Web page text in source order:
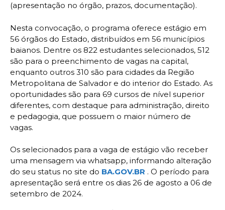
(apresentação no órgão, prazos, documentação).
Nesta convocação, o programa oferece estágio em
56 órgãos do Estado, distribuídos em 56 municípios
baianos. Dentre os 822 estudantes selecionados, 512
são para o preenchimento de vagas na capital,
enquanto outros 310 são para cidades da Região
Metropolitana de Salvador e do interior do Estado. As
oportunidades são para 69 cursos de nível superior
diferentes, com destaque para administração, direito
e pedagogia, que possuem o maior número de
vagas.
Os selecionados para a vaga de estágio vão receber
uma mensagem via whatsapp, informando alteração
do seu status no site do BA.GOV.BR . O período para
apresentação será entre os dias 26 de agosto a 06 de
setembro de 2024.